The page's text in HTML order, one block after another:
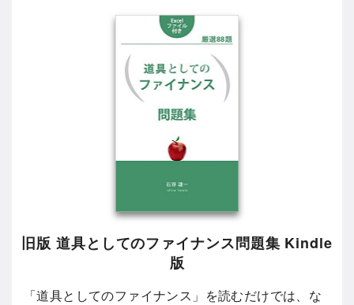
旧版 道具としてのファイナンス問題集 Kindle
版
「道具としてのファイナンス」を読むだけでは、な